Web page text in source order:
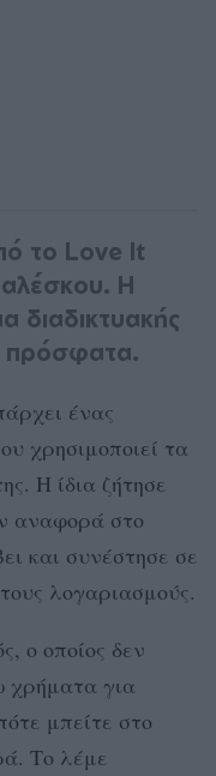
το Love It
Η
διαδικτυακής
πρόσφατα.
ένας
χρησιμοποιεί τα
Η ίδια ζήτησε
αναφορά στο
και συνέστησε σε
λογαριασμούς.
ο οποίος δεν
χρήματα για
μπείτε στο
Το λέμε